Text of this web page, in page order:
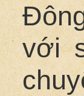
với